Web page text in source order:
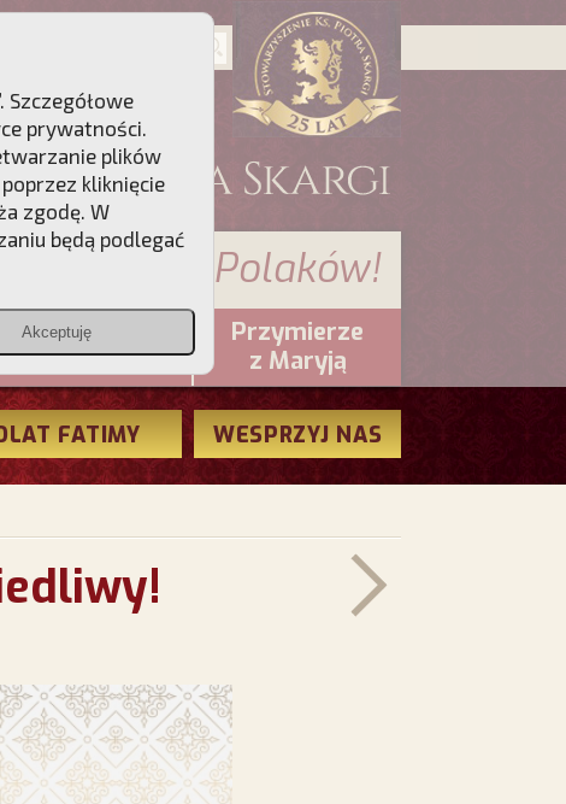
sumienia Polaków!
PCh24.pl
Przymierze
z Maryją
FATIMY WESPRZYJ NAS
prywatności.
plików
kliknięcie
zgodę. W
będą podlegać
Akceptuję